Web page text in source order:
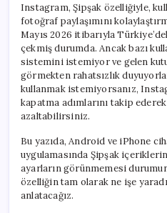
Instagram, Şipşak özelliğiyle,
fotoğraf paylaşımını
Mayıs 2026 itibarıyla
çekmiş durumda. Ancak bazı
sistemini istemiyor ve gelen
görmekten rahatsızlık
kullanmak istemiyorsanız,
kapatma adımlarını takip
azaltabilirsiniz.
Bu yazıda, Android ve iPhone
uygulamasında Şipşak
ayarların görünmemesi
özelliğin tam olarak ne işe
anlatacağız.